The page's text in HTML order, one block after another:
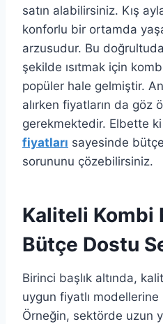
satın alabilirsiniz. Kış
konforlu bir ortamda
arzusudur. Bu
şekilde ısıtmak için
popüler hale gelmiştir.
alırken fiyatların da göz
gerekmektedir. Elbette ki
fiyatları sayesinde
sorununu çözebilirsiniz.
Kaliteli Kombi
Bütçe Dostu
Birinci başlık altında,
uygun fiyatlı
Örneğin, sektörde uzun